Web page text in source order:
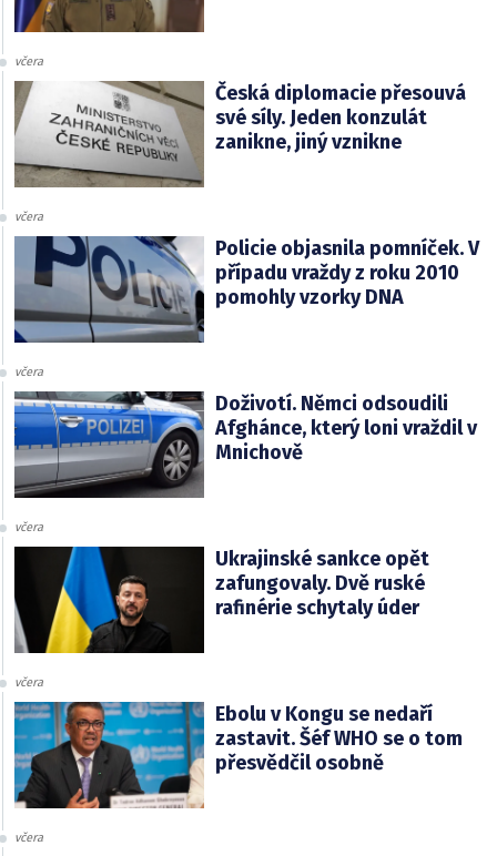
včera
Česká diplomacie přesouvá
své síly. Jeden konzulát
zanikne, jiný vznikne
včera
Policie objasnila pomníček. V
případu vraždy z roku 2010
pomohly vzorky DNA
včera
Doživotí. Němci odsoudili
Afghánce, který loni vraždil v
Mnichově
včera
Ukrajinské sankce opět
zafungovaly. Dvě ruské
rafinérie schytaly úder
včera
Ebolu v Kongu se nedaří
zastavit. Šéf WHO se o tom
přesvědčil osobně
včera